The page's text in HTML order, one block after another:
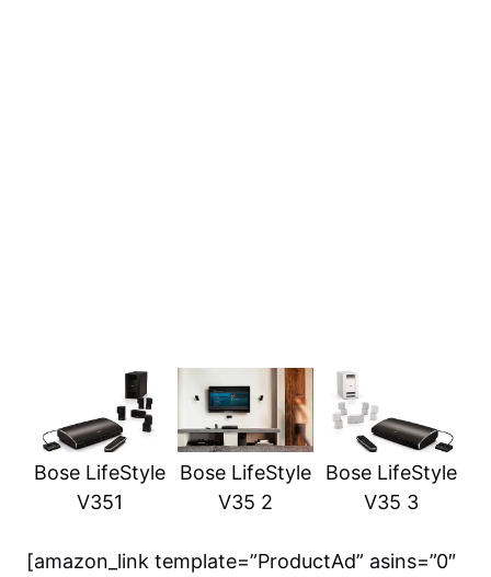
Bose LifeStyle
V351
Bose LifeStyle
V35 2
Bose LifeStyle
V35 3
[amazon_link template=”ProductAd” asins=”0″